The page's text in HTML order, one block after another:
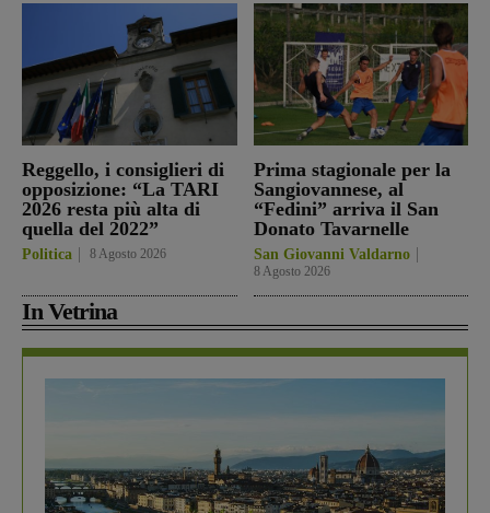
Reggello, i consiglieri di
opposizione: “La TARI
2026 resta più alta di
quella del 2022”
Politica 8 Agosto 2026
Prima stagionale per la
Sangiovannese, al
“Fedini” arriva il San
Donato Tavarnelle
San Giovanni Valdarno
8 Agosto 2026
In Vetrina